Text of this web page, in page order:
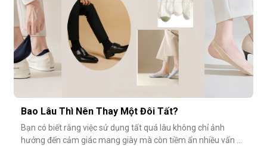
Bao Lâu Thì Nên Thay Một Đôi Tất?
Bạn có biết rằng việc sử dụng tất quá lâu không chỉ ảnh
hưởng đến cảm giác mang giày mà còn tiềm ẩn nhiều vấn đề